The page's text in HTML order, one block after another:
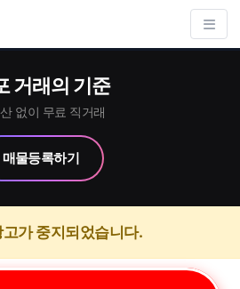
거래의 기준
없이 무료 직거래
매물등록하기
고가 중지되었습니다.